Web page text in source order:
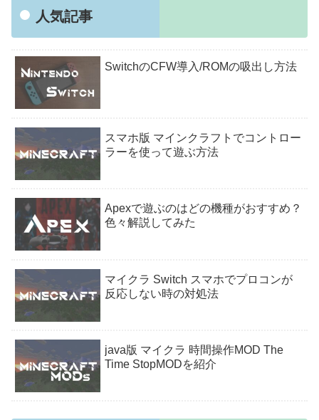
人気記事
SwitchのCFW導入/ROMの吸出し方法
スマホ版 マインクラフトでコントロー
ラーを使って遊ぶ方法
Apexで遊ぶのはどの機種がおすすめ？
色々解説してみた
マイクラ Switch スマホでプロコンが
反応しない時の対処法
java版 マイクラ 時間操作MOD The
Time StopMODを紹介